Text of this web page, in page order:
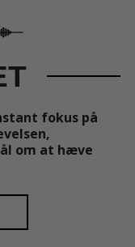
fokus på
om at hæve